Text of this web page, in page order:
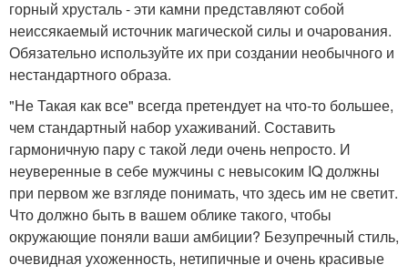
горный хрусталь - эти камни представляют собой
неиссякаемый источник магической силы и очарования.
Обязательно используйте их при создании необычного и
нестандартного образа.
"Не Такая как все" всегда претендует на что-то большее,
чем стандартный набор ухаживаний. Составить
гармоничную пару с такой леди очень непросто. И
неуверенные в себе мужчины с невысоким IQ должны
при первом же взгляде понимать, что здесь им не светит.
Что должно быть в вашем облике такого, чтобы
окружающие поняли ваши амбиции? Безупречный стиль,
очевидная ухоженность, нетипичные и очень красивые